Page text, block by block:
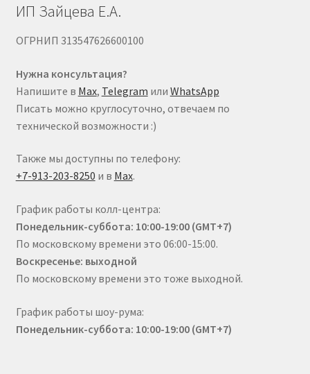
ИП Зайцева Е.А.
ОГРНИП 313547626600100
Нужна консультация?
Напишите в Max, Telegram или WhatsApp
Писать можно круглосуточно, отвечаем по
технической возможности :)
Также мы доступны по телефону:
+7-913-203-8250 и в Max.
График работы колл-центра:
Понедельник-суббота: 10:00-19:00 (GMT+7)
По московскому времени это 06:00-15:00.
Воскресенье: выходной
По московскому времени это тоже выходной.
График работы шоу-рума:
Понедельник-суббота: 10:00-19:00 (GMT+7)